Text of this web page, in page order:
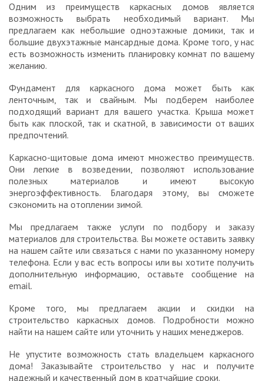
Одним из преимуществ каркасных домов является
возможность выбрать необходимый вариант. Мы
предлагаем как небольшие одноэтажные домики, так и
большие двухэтажные мансардные дома. Кроме того, у нас
есть возможность изменить планировку комнат по вашему
желанию.
Фундамент для каркасного дома может быть как
ленточным, так и свайным. Мы подберем наиболее
подходящий вариант для вашего участка. Крыша может
быть как плоской, так и скатной, в зависимости от ваших
предпочтений.
Каркасно-щитовые дома имеют множество преимуществ.
Они легкие в возведении, позволяют использование
полезных материалов и имеют высокую
энергоэффективность. Благодаря этому, вы сможете
сэкономить на отоплении зимой.
Мы предлагаем также услуги по подбору и заказу
материалов для строительства. Вы можете оставить заявку
на нашем сайте или связаться с нами по указанному номеру
телефона. Если у вас есть вопросы или вы хотите получить
дополнительную информацию, оставьте сообщение на
email.
Кроме того, мы предлагаем акции и скидки на
строительство каркасных домов. Подробности можно
найти на нашем сайте или уточнить у наших менеджеров.
Не упустите возможность стать владельцем каркасного
дома! Заказывайте строительство у нас и получите
надежный и качественный дом в кратчайшие сроки.